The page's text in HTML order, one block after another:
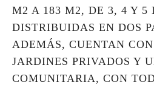
M2 A 183 M2, DE 3, 4 Y 5
DISTRIBUIDAS EN DOS
ADEMÁS, CUENTAN
JARDINES PRIVADOS Y
COMUNITARIA, CON